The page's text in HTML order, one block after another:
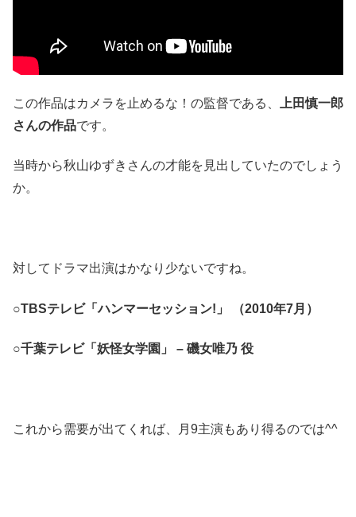
この作品はカメラを止めるな！の監督である、
上田慎一郎
さんの作品です。
当時から秋山ゆずきさんの才能を見出していたのでしょう
か。
対してドラマ出演はかなり少ないですね。
○TBSテレビ「ハンマーセッション!」 （2010年7月）
○千葉テレビ「妖怪女学園」 – 磯女唯乃 役
これから需要が出てくれば、月9主演もあり得るのでは^^